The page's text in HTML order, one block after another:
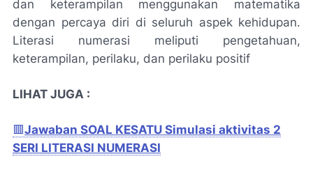
dan keterampilan menggunakan matematika
dengan percaya diri di seluruh aspek kehidupan.
Literasi numerasi meliputi pengetahuan,
keterampilan, perilaku, dan perilaku positif
LIHAT JUGA :
🟥Jawaban SOAL KESATU Simulasi aktivitas 2
SERI LITERASI NUMERASI